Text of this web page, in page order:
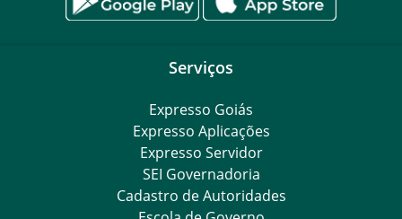
Serviços
Expresso Goiás
Expresso Aplicações
Expresso Servidor
SEI Governadoria
Cadastro de Autoridades